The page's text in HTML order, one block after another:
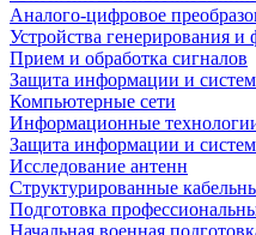
Аналого-цифровое
Устройства генерирования
Прием и обработка сигналов
Защита информации и
Компьютерные сети
Информационные
Защита информации и
Исследование антенн
Структурированные
Подготовка
Начальная военная